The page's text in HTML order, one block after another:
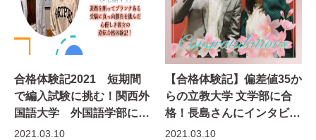
合格体験記2021 短期間
で編入試験に挑む！関西外
国語大学 外国語学部に逆
転合格！！｜武田塾京都校
2021.03.10
【合格体験記】偏差値35か
らの立教大学 文学部に合
格！長島さんにインタビュ
ー〜武田塾春日部校〜
2021.03.10